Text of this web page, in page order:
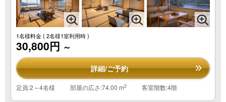
1名様料金( 2名様1室利用時 )
30,800円 ～
詳細/ご予約
定員:2～4名様 部屋の広さ:74.00 m2 客室階数:4階